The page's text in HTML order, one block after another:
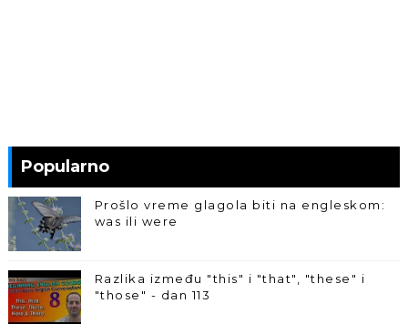
Popularno
Prošlo vreme glagola biti na engleskom:
was ili were
Razlika između "this" i "that", "these" i
"those" - dan 113